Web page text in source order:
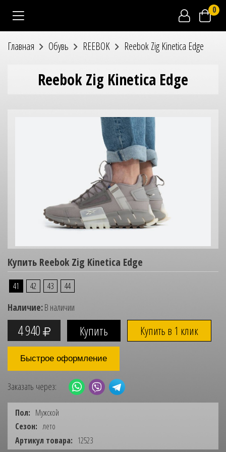
0
Главная Обувь REEBOK Reebok Zig Kinetica Edge
Reebok Zig Kinetica Edge
Купить Reebok Zig Kinetica Edge
41 42 43 44
Наличие:В наличии
4 940 Купить в 1 клик
Быстрое оформление
Заказать через:
Пол: Мужской
Сезон: лето
Артикул товара: 12523